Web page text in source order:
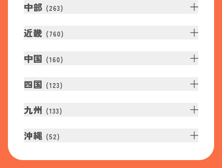
中部 (263)
近畿 (760)
中国 (160)
四国 (123)
九州 (133)
沖縄 (52)